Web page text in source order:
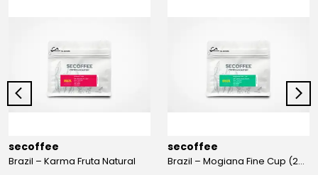
secoffee
Brazil – Karma Fruta Natural
secoffee
Brazil – Mogiana Fine Cup (250 gr.)